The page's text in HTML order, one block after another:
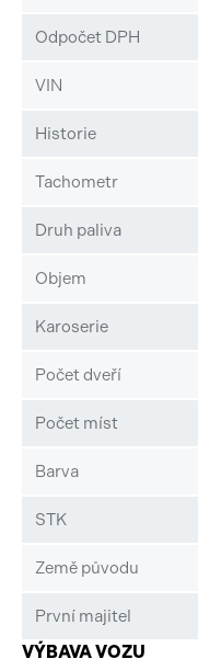
Odpočet DPH
VIN
Historie
Tachometr
Druh paliva
Objem
Karoserie
Počet dveří
Počet míst
Barva
STK
Země původu
První majitel
VÝBAVA VOZU